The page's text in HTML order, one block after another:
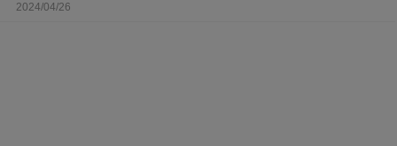
2024/04/26